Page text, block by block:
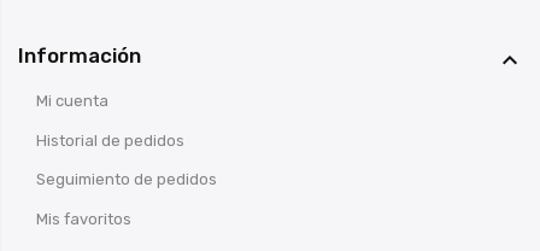
Información 
Mi cuenta
Historial de pedidos
Seguimiento de pedidos
Mis favoritos